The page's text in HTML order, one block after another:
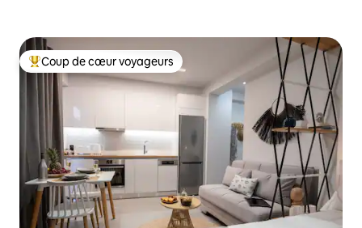
Coups de cœur voyageurs les plus appréciés
Coup de cœur voyageurs